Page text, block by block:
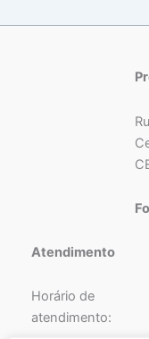
Atendimento
Horário de
atendimento: